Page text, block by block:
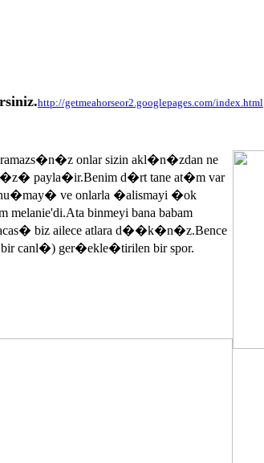
http://getmeahorseor2.googlepages.com/index.html
onlar sizin akl�n�zdan ne
payla�ir.Benim d�rt tane at�m var
ve onlarla �alismayi �ok
binmeyi bana babam
biz ailece atlara d��k�n�z.Bence
canl�) ger�ekle�tirilen bir spor.